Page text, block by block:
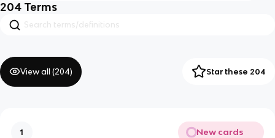
204 Terms
View all (204) Star these 204
1 New cards